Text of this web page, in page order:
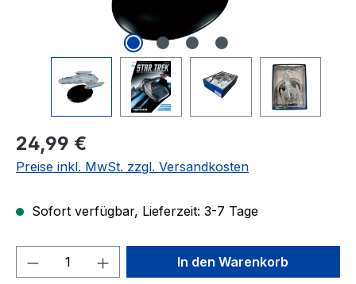
Regulärer Preis:
24,99 €
Preise inkl. MwSt. zzgl. Versandkosten
Sofort verfügbar, Lieferzeit: 3-7 Tage
Produkt Anzahl: Gib denIn den Warenkorb